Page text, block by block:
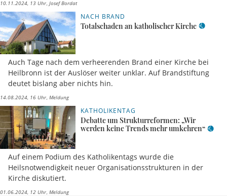
10.11.2024, 13 Uhr Josef Bordat
NACH BRAND
Totalschaden an katholischer Kirche
Auch Tage nach dem verheerenden Brand einer Kirche bei
Heilbronn ist der Auslöser weiter unklar. Auf Brandstiftung
deutet bislang aber nichts hin.
14.08.2024, 16 Uhr Meldung
KATHOLIKENTAG
Debatte um Strukturreformen: „Wir
werden keine Trends mehr umkehren“
Auf einem Podium des Katholikentags wurde die
Heilsnotwendigkeit neuer Organisationsstrukturen in der
Kirche diskutiert.
01.06.2024, 12 Uhr Meldung